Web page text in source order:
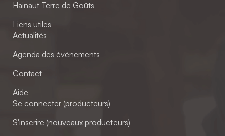
Hainaut Terre de Goûts
Liens utiles
Actualités
Agenda des événements
Contact
Aide
Se connecter (producteurs)
S'inscrire (nouveaux producteurs)